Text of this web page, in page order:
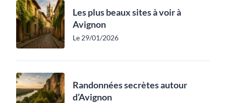
Les plus beaux sites à voir à
Avignon
Le 29/01/2026
Randonnées secrètes autour
d’Avignon